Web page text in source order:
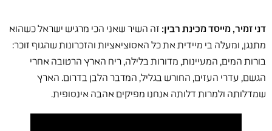
דני זמיר, מייסד מכינת רבין: זה השיר שאני הכי מרגיש ישראל כשהוא
מתנגן, ומעלה בי מיידית את כל האסוציאציות והזכרונות שהגוף זוכר:
בורות המים, המעיינות, מדורות בלילה, ריח הארץ הרטובה אחרי
הגשם, עדרי העזים, החורש בגליל, המדבר הלבן בדרום. הארץ
שמדלותה ולמרות דלותה אנחנו מפיקים אהבה אינסופית.